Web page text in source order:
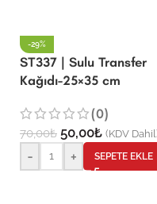
-29%
ST337 | Sulu Transfer
Kağıdı-25×35 cm
(0)
70,00₺ 50,00₺ (KDV
- + SEPETE EKLE